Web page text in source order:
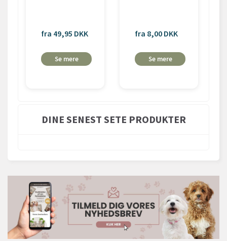
fra 49,95 DKK
Se mere
fra 8,00 DKK
Se mere
DINE SENEST SETE PRODUKTER